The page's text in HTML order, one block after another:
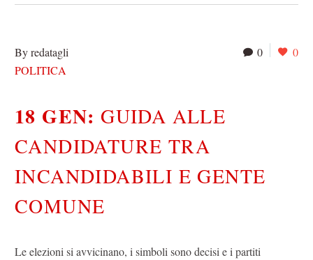
0 0
By redatagli
POLITICA
18 GEN: GUIDA ALLE
CANDIDATURE TRA
INCANDIDABILI E GENTE
COMUNE
Le elezioni si avvicinano, i simboli sono decisi e i partiti